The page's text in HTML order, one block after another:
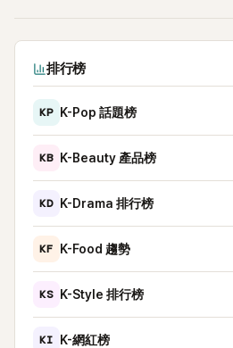
排行榜
KP K-Pop 話題榜
KB K-Beauty 產品榜
KD K-Drama 排行榜
KF K-Food 趨勢
KS K-Style 排行榜
KI K-網紅榜